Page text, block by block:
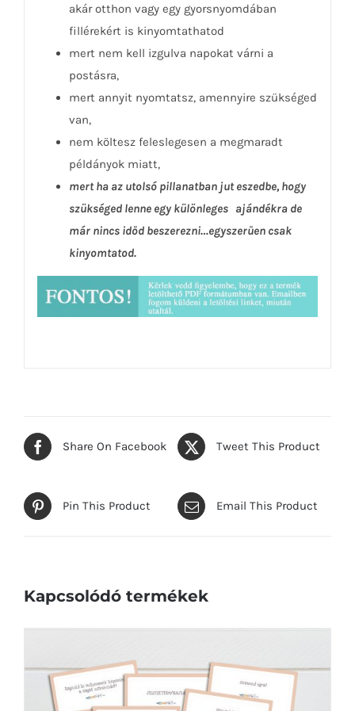
akár otthon vagy egy gyorsnyomdában
fillérekért is kinyomtathatod
mert nem kell izgulva napokat várni a
postásra,
mert annyit nyomtatsz, amennyire szükséged
van,
nem költesz feleslegesen a megmaradt
példányok miatt,
mert ha az utolsó pillanatban jut eszedbe, hogy
szükséged lenne egy különleges ajándékra de
már nincs időd beszerezni…egyszerűen csak
kinyomtatod.
Share On Facebook Tweet This Product
Pin This Product Email This Product
Kapcsolódó termékek